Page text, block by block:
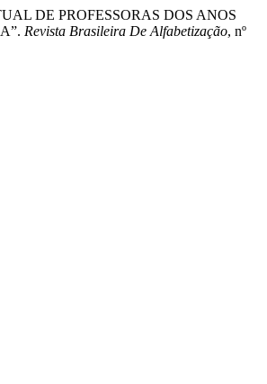
DE PROFESSORAS DOS ANOS
Revista Brasileira De Alfabetização, nº